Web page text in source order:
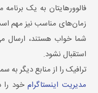
فالوورهایتان به یک
زمان‌های مناسب نیز مهم
شما خواب هستند، ارسال
استقبال نشود.
ترافیک را از منابع دیگر
مدیریت اینستاگرامخود را